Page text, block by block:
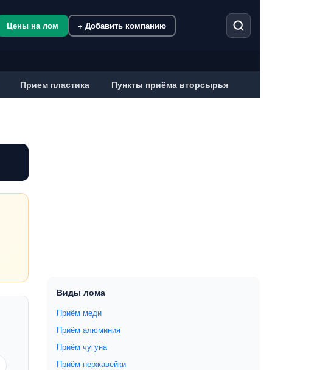
Цены на лом + Добавить компанию
Прием пластика Пункты приёма вторсырья
Виды лома
Приём меди
Приём алюминия
Приём чугуна
Приём нержавейки